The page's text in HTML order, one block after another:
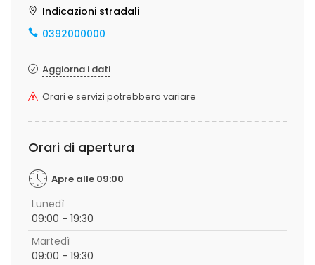
Indicazioni stradali
0392000000
Aggiorna i dati
Orari e servizi potrebbero variare
Orari di apertura
Apre alle 09:00
Lunedì
09:00 - 19:30
Martedì
09:00 - 19:30